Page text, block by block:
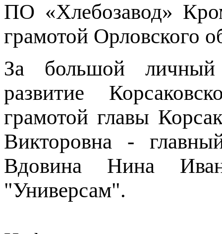
ПО «Хлебозавод»
грамотой Орловского
За большой личный
развитие
грамотой главы
Викторовна -
Вдовина Нина
"Универсам".